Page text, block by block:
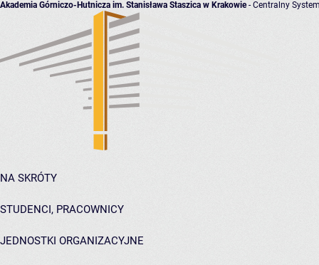
Akademia Górniczo-Hutnicza im. Stanisława Staszica w Krakowie- Centralny
NA SKRÓTY
STUDENCI, PRACOWNICY
JEDNOSTKI ORGANIZACYJNE